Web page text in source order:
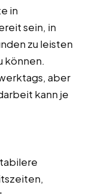
in
sein, in
zu leisten
können.
aber
kann je